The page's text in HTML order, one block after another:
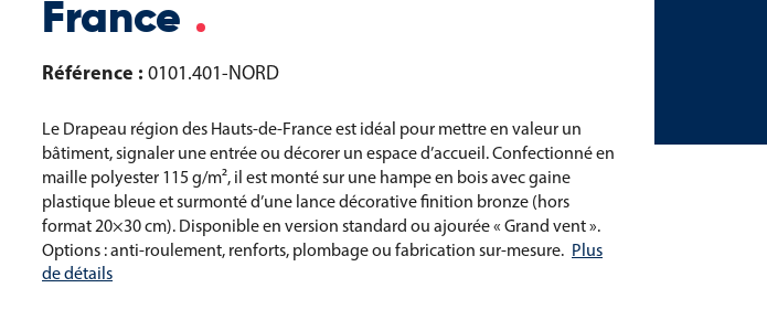
France
Référence : 0101.401-NORD
Le Drapeau région des Hauts-de-France est idéal pour mettre en valeur un
bâtiment, signaler une entrée ou décorer un espace d’accueil. Confectionné en
maille polyester 115 g/m², il est monté sur une hampe en bois avec gaine
plastique bleue et surmonté d’une lance décorative finition bronze (hors
format 20×30 cm). Disponible en version standard ou ajourée « Grand vent ».
Options : anti-roulement, renforts, plombage ou fabrication sur-mesure. Plus
de détails